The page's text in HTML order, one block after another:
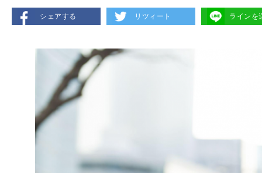
シェアする リツィート ラインを